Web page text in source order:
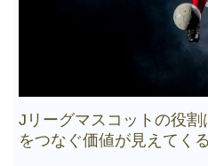
Jリーグマスコットの役
をつなぐ価値が見えてくる